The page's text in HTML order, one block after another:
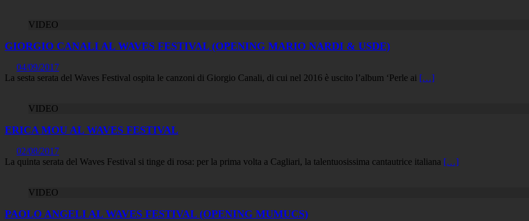
VIDEO
GIORGIO CANALI AL WAVES FESTIVAL (OPENING MARIO NARDI & USDE)
04/09/2017
La sesta serata del Waves Festival ospita le canzoni di Giorgio Canali, di cui nel 2016 è uscito l’album ‘Perle ai […]
VIDEO
ERICA MOU AL WAVES FESTIVAL
02/08/2017
La quinta serata del Waves Festival si tinge di rosa: per la prima volta a Cagliari, la talentuosissima cantautrice italiana […]
VIDEO
PAOLO ANGELI AL WAVES FESTIVAL (OPENING MUMUCS)